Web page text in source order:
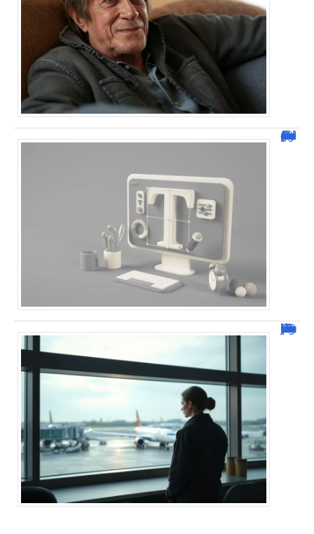
Dafont Police : guide complet pour télécharger !
Combien de jour pour un décès d’un parent à l’étranger ?